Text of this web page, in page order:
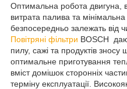
Оптимальна робота двигуна,
витрата палива та мінімальна
безпосередньо залежать від
Повітряні фільтри BOSCH
пилу, сажі та продуктів
оптимальне приготування
вміст домішок сторонніх
терміну експлуатації.